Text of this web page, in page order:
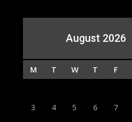
August 2026
M T W T F
3
4 5 6 7